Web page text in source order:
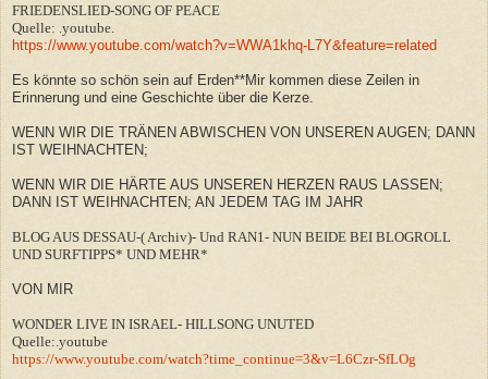
FRIEDENSLIED-SONG OF PEACE
Quelle: .youtube.
https://www.youtube.com/watch?v=WWA1khq-L7Y&feature=related
Es könnte so schön sein auf Erden**Mir kommen diese Zeilen in
Erinnerung und eine Geschichte über die Kerze.
WENN WIR DIE TRÄNEN ABWISCHEN VON UNSEREN AUGEN; DANN
IST WEIHNACHTEN;
WENN WIR DIE HÄRTE AUS UNSEREN HERZEN RAUS LASSEN;
DANN IST WEIHNACHTEN; AN JEDEM TAG IM JAHR
BLOG AUS DESSAU-( Archiv)- Und RAN1- NUN BEIDE BEI BLOGROLL
UND SURFTIPPS* UND MEHR*
VON MIR
WONDER LIVE IN ISRAEL- HILLSONG UNUTED
Quelle:.youtube
https://www.youtube.com/watch?time_continue=3&v=L6Czr-SfLOg